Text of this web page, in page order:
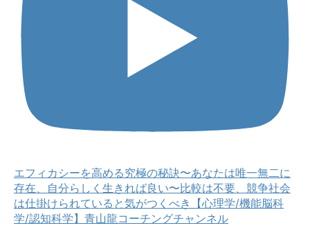
エフィカシーを高める究極の秘訣〜あなたは唯一無二に
存在、自分らしく生きれば良い〜比較は不要、競争社会
は仕掛けられていると気がつくべき【心理学/機能脳科
学/認知科学】青山龍コーチングチャンネル